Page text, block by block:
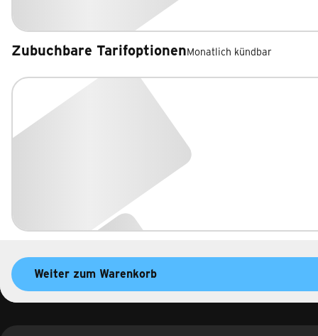
Zubuchbare TarifoptionenMonatlich kündbar
Zubuchbare Tarifoptionen
Weiter zum Warenkorb